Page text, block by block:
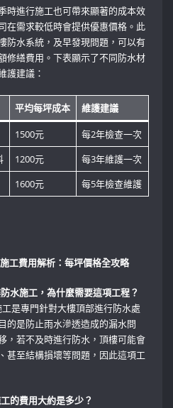
時進行施工也可帶來顯著的成本效
在需求較低時會提供優惠價格。此
防水系統，及早發現問題，可以有
修繕費用。下表顯示了不同防水材
護建議：
平均每坪成本 維護建議
1500元
每2年檢查一次
1200元
每3年維護一次
1600元 每5年檢查維護
工費用解析：每坪價格全攻略
水施工，為什麼需要這項工程？
是專門針對大樓頂部進行防水處
的是防止雨水滲透造成的漏水問
，若不及時進行防水，頂樓可能會
甚至結構損壞等問題，因此這項工
的費用大約是多少？